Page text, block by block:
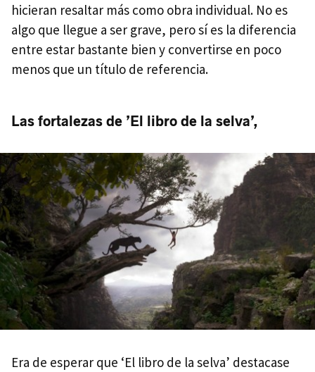
hicieran resaltar más como obra individual. No es
algo que llegue a ser grave, pero sí es la diferencia
entre estar bastante bien y convertirse en poco
menos que un título de referencia.
Las fortalezas de ’El libro de la selva’,
Era de esperar que ‘El libro de la selva’ destacase